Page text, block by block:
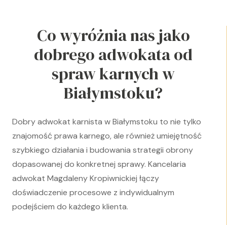
Co wyróżnia nas jako
dobrego adwokata od
spraw karnych w
Białymstoku?
Dobry adwokat karnista w Białymstoku to nie tylko
znajomość prawa karnego, ale również umiejętność
szybkiego działania i budowania strategii obrony
dopasowanej do konkretnej sprawy. Kancelaria
adwokat Magdaleny Kropiwnickiej łączy
doświadczenie procesowe z indywidualnym
podejściem do każdego klienta.